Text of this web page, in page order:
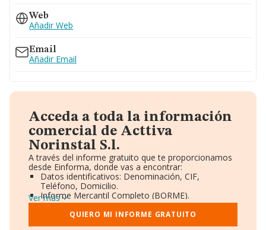
Web
Añadir Web
Email
Añadir Email
Acceda a toda la información
comercial de Acttiva
Norinstal S.l.
A través del informe gratuito que te proporcionamos
desde Einforma, donde vas a encontrar:
Datos identificativos: Denominación, CIF,
Teléfono, Domicilio.
Informe Mercantil Completo (BORME).
Gráficos de Evolución Ventas y Empleados.
Consejo de Administración y Administradores.
Directivos y Ejecutivos.
Ver más
QUIERO MI INFORME GRATUITO